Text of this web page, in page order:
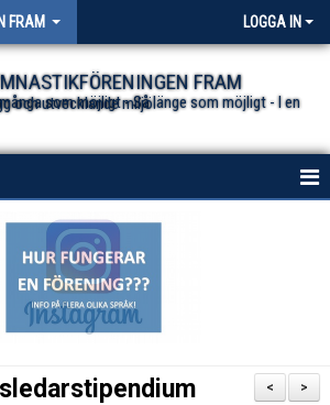
FRAM LOGGA IN
FRAM
möjligt - Så länge som möjligt - I en trygg och utvecklande miljö.
>
<